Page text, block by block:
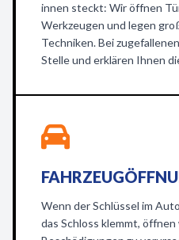
innen steckt: Wir öffnen
Werkzeugen und legen
Techniken. Bei
Stelle und erklären Ihnen
Wenn der Schlüssel im
das Schloss klemmt,